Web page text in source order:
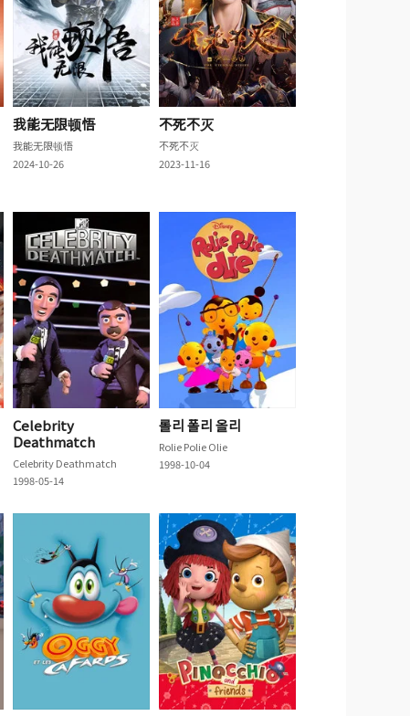
我能无限顿悟
我能无限顿悟
2024-10-26
不死不灭
不死不灭
2023-11-16
Celebrity
Deathmatch
Celebrity Deathmatch
1998-05-14
롤리 폴리 올리
Rolie Polie Olie
1998-10-04